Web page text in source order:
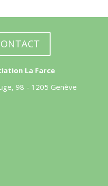
La Farce
98 - 1205 Genève